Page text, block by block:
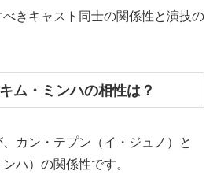
きキャスト同士の関係性と演技の
ム・ミンハの相性は？
カン・テプン（イ・ジュノ）と
ハ）の関係性です。